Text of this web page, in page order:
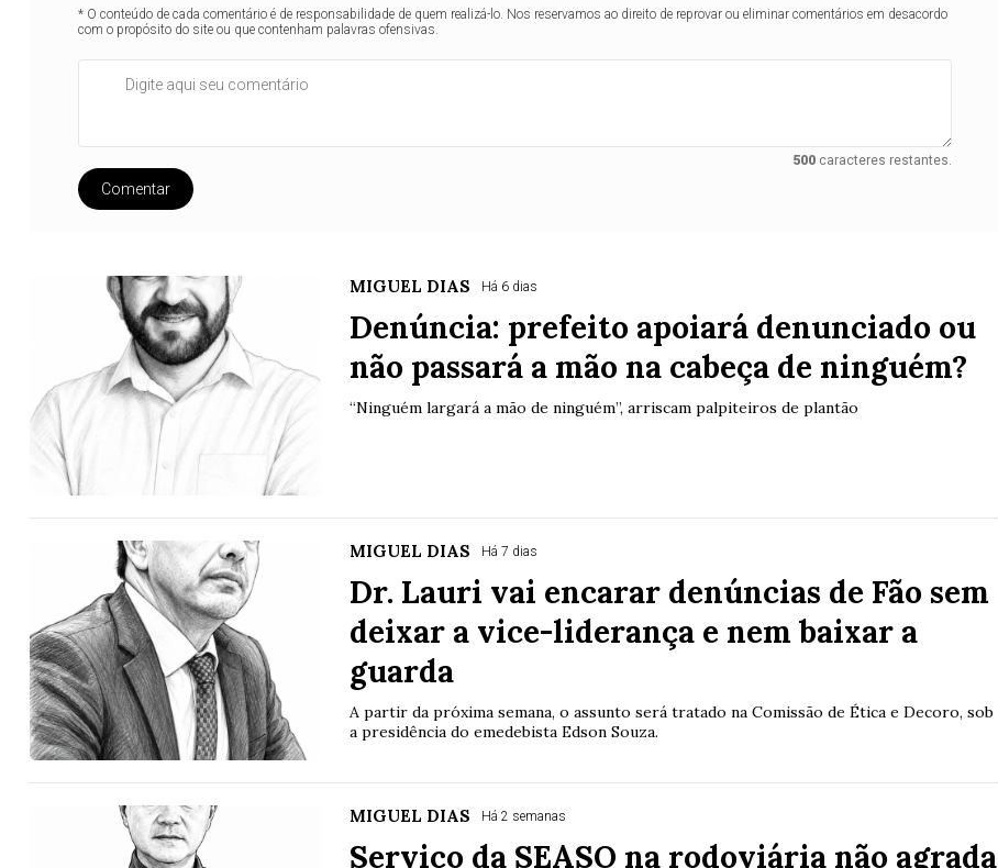
* O conteúdo de cada comentário é de responsabilidade de quem realizá-lo. Nos reservamos ao direito de reprovar ou eliminar comentários em desacordo
com o propósito do site ou que contenham palavras ofensivas.
500caracteres restantes.
Comentar
MIGUEL DIAS Há 6 dias
Denúncia: prefeito apoiará denunciado ou
não passará a mão na cabeça de ninguém?
“Ninguém largará a mão de ninguém”, arriscam palpiteiros de plantão
MIGUEL DIAS Há 7 dias
Dr. Lauri vai encarar denúncias de Fão sem
deixar a vice-liderança e nem baixar a
guarda
A partir da próxima semana, o assunto será tratado na Comissão de Ética e Decoro, sob
a presidência do emedebista Edson Souza.
MIGUEL DIAS Há 2 semanas
Serviço da SEASO na rodoviária não agrada